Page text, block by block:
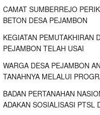
CAMAT SUMBERREJO
BETON DESA PEJAMBON
KEGIATAN PEMUTAKHIRAN
PEJAMBON TELAH USAI
WARGA DESA PEJAMBON
TANAHNYA MELALUI
BADAN PERTANAHAN
ADAKAN SOSIALISASI PTSL